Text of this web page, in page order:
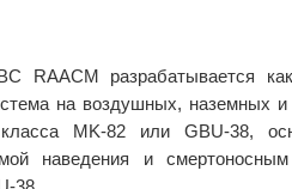
RAACM разрабатывается
на воздушных, наземных
MK-82 или GBU-38,
наведения и